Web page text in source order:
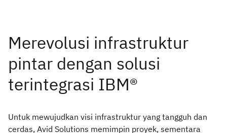
Untuk mewujudkan visi infrastruktur yang tangguh dan
cerdas, Avid Solutions memimpin proyek, sementara